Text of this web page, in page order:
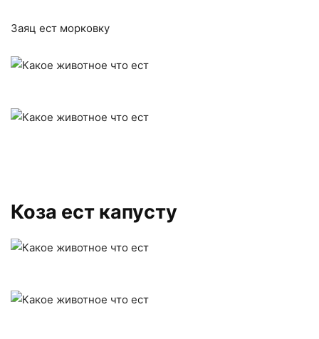
Заяц ест морковку
Коза ест капусту